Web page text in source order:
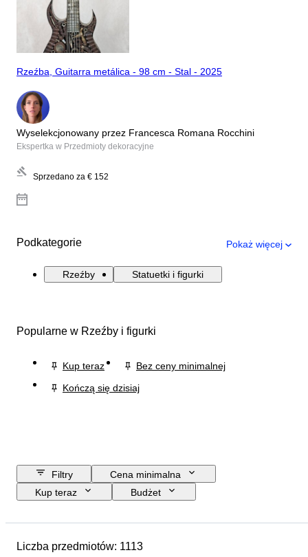
Rzeźba, Guitarra metálica - 98 cm - Stal - 2025
Wyselekcjonowany przez Francesca Romana Rocchini
Ekspertka w Przedmioty dekoracyjne
Sprzedano za € 152
Podkategorie Pokaż więcej
Rzeźby Statuetki i figurki
Popularne w Rzeźby i figurki
Kup teraz
Bez ceny minimalnej
Kończą się dzisiaj
Filtry
Cena minimalna
Kup teraz
Budżet
Przedmiot
Kraj pochodzenia
Liczba przedmiotów: 1113